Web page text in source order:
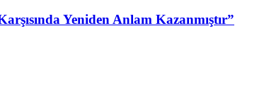
Yeniden Anlam Kazanmıştır”